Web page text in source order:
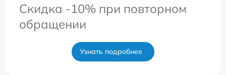
Скидка -10% при повторном
обращении
Узнать подробнее